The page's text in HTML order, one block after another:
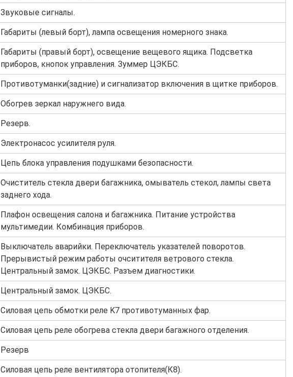
Звуковые сигналы.
Габариты (левый борт), лампа освещения номерного знака.
Габариты (правый борт), освещение вещевого ящика. Подсветка
приборов, кнопок управления. Зуммер ЦЭКБС.
Противотуманки(задние) и сигнализатор включения в щитке приборов.
Обогрев зеркал наружнего вида.
Резерв.
Электронасос усилителя руля.
Цепь блока управления подушками безопасности.
Очиститель стекла двери багажника, омыватель стекол, лампы света
заднего хода.
Плафон освещения салона и багажника. Питание устройства
мультимедии. Комбинация приборов.
Выключатель аварийки. Переключатель указателей поворотов.
Прерывистый режим работы очситителя ветрового стекла.
Центральный замок. ЦЭКБС. Разъем диагностики.
Центральный замок. ЦЭКБС.
Силовая цепь обмотки реле K7 противотуманных фар.
Силовая цепь реле обогрева стекла двери багажного отделения.
Резерв
Силовая цепь реле вентилятора отопителя(К8).